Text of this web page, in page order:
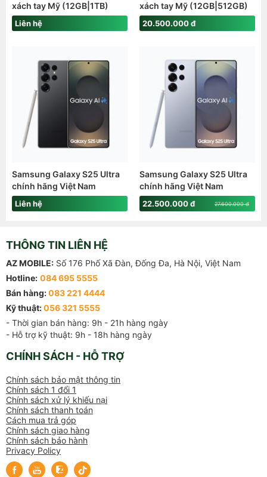
xách tay Mỹ (12GB|1TB)
(Snap8Elite)
Liên hệ
xách tay Mỹ (12GB|512GB)
(Snap8Elite)
20.500.000 đ
Samsung Galaxy S25 Ultra
chính hãng Việt Nam
(12GB|1TB) (Snap8Elite)
Liên hệ
Samsung Galaxy S25 Ultra
chính hãng Việt Nam
(12GB|512GB) (Snap8Elite)
22.500.000 đ 27.600.000 đ
THÔNG TIN LIÊN HỆ
AZ MOBILE: Số 176 Phố Xã Đàn, Đống Đa, Hà Nội, Việt Nam
Hotline: 084 695 5555
Bán hàng:083 221 4444
Kỹ thuật:056 321 5555
- Thời gian bán hàng: 9h - 21h hàng ngày
- Hỗ trợ kỹ thuật: 9h - 18h hàng ngày
CHÍNH SÁCH - HỖ TRỢ
Chính sách bảo mật thông tin
Chính sách 1 đổi 1
Chính sách xử lý khiếu nại
Chính sách thanh toán
Cách mua trả góp
Chính sách giao hàng
Chính sách bảo hành
Privacy Policy